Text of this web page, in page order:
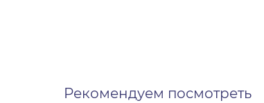
Рекомендуем посмотреть